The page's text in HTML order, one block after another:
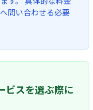
問い合わせる必要
ビスを選ぶ際に